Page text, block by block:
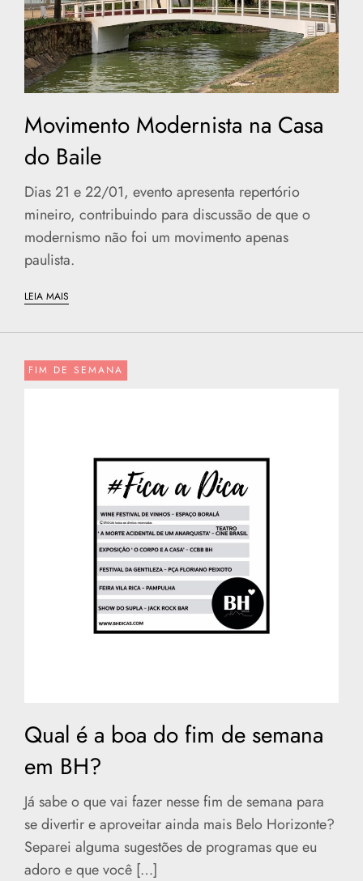
Movimento Modernista na Casa
do Baile
Dias 21 e 22/01, evento apresenta repertório
mineiro, contribuindo para discussão de que o
modernismo não foi um movimento apenas
paulista.
LEIA MAIS
FIM DE SEMANA
Qual é a boa do fim de semana
em BH?
Já sabe o que vai fazer nesse fim de semana para
se divertir e aproveitar ainda mais Belo Horizonte?
Separei alguma sugestões de programas que eu
adoro e que você […]